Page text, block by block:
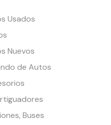
Usados
Nuevos
de Autos
Buses